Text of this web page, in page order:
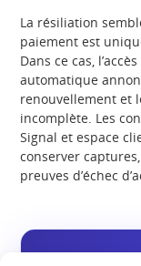
La résiliation
paiement est
Dans ce cas,
automatique
renouvellement et
incomplète. Les
Signal et espace
conserver
preuves d’échec